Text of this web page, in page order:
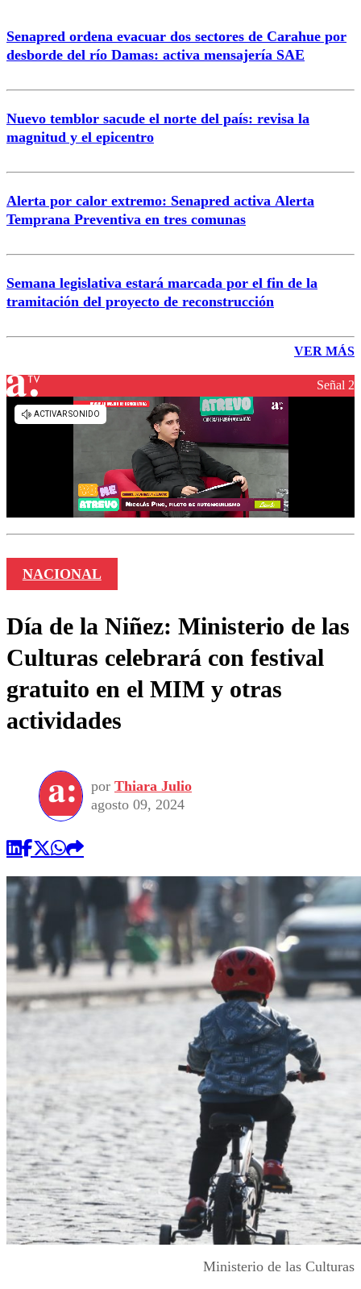
Senapred ordena evacuar dos sectores de Carahue por
desborde del río Damas: activa mensajería SAE
Nuevo temblor sacude el norte del país: revisa la
magnitud y el epicentro
Alerta por calor extremo: Senapred activa Alerta
Temprana Preventiva en tres comunas
Semana legislativa estará marcada por el fin de la
tramitación del proyecto de reconstrucción
VER MÁS
Señal 2
NACIONAL
Día de la Niñez: Ministerio de las
Culturas celebrará con festival
gratuito en el MIM y otras
actividades
por Thiara Julio
agosto 09, 2024
Ministerio de las Culturas